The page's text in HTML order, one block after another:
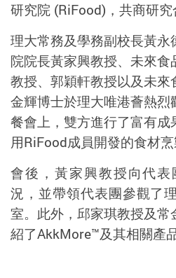
研究院 (RiFood)，共商研究
理大常務及學務副校長黃
院院長黃家興教授、未來
教授、郭穎軒教授以及未來
金輝博士於理大唯港薈熱
餐會上，雙方進行了富有
用RiFood成員開發的食材烹
會後，黃家興教授向代
況，並帶領代表團參觀了
室。此外，邱家琪教授及
紹了AkkMore™及其相關產品